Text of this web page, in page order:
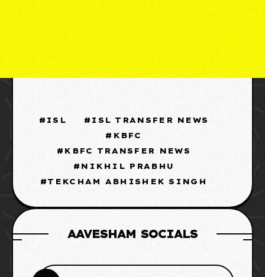
ISL
ISL TRANSFER NEWS
KBFC
KBFC TRANSFER NEWS
NIKHIL PRABHU
TEKCHAM ABHISHEK SINGH
AAVESHAM SOCIALS